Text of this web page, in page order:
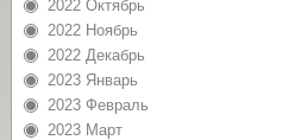
2022 Октябрь
2022 Ноябрь
2022 Декабрь
2023 Январь
2023 Февраль
2023 Март